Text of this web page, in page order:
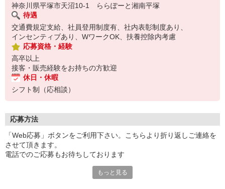
神奈川県平塚市天沼10-1 ららぽーと湘南平塚
待遇
交通費規定支給、社員登用制度有、社内表彰制度あり、
インセンティブあり、WワークOK、扶養控除内考慮
応募資格・経験
高卒以上
接客・販売経験をお持ちの方歓迎
休日・休暇
シフト制（応相談）
応募方法
「Web応募」ボタンをご利用下さい。こちらより折り返しご連絡を
させて頂きます。
電話でのご応募もお待ちしております
※一定期間経過しても応募先から連絡がない場合は、直接応募先へ
もっと見る